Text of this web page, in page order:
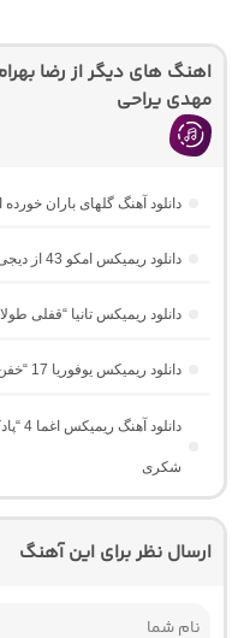
اهنگ های دیگر از رضا
مهدی یراحی
دانلود آهنگ گلهای باران
دانلود ریمیکس امکو 43 از دیجی ام کو (پادکست طولانی عاشقانه)
دانلود ریمیکس تانیا “قفلی
دانلود ریمیکس یوفوریا 17 “خفن طولانی” از لیروی بیتز
شکری
ارسال نظر برای این آهنگ